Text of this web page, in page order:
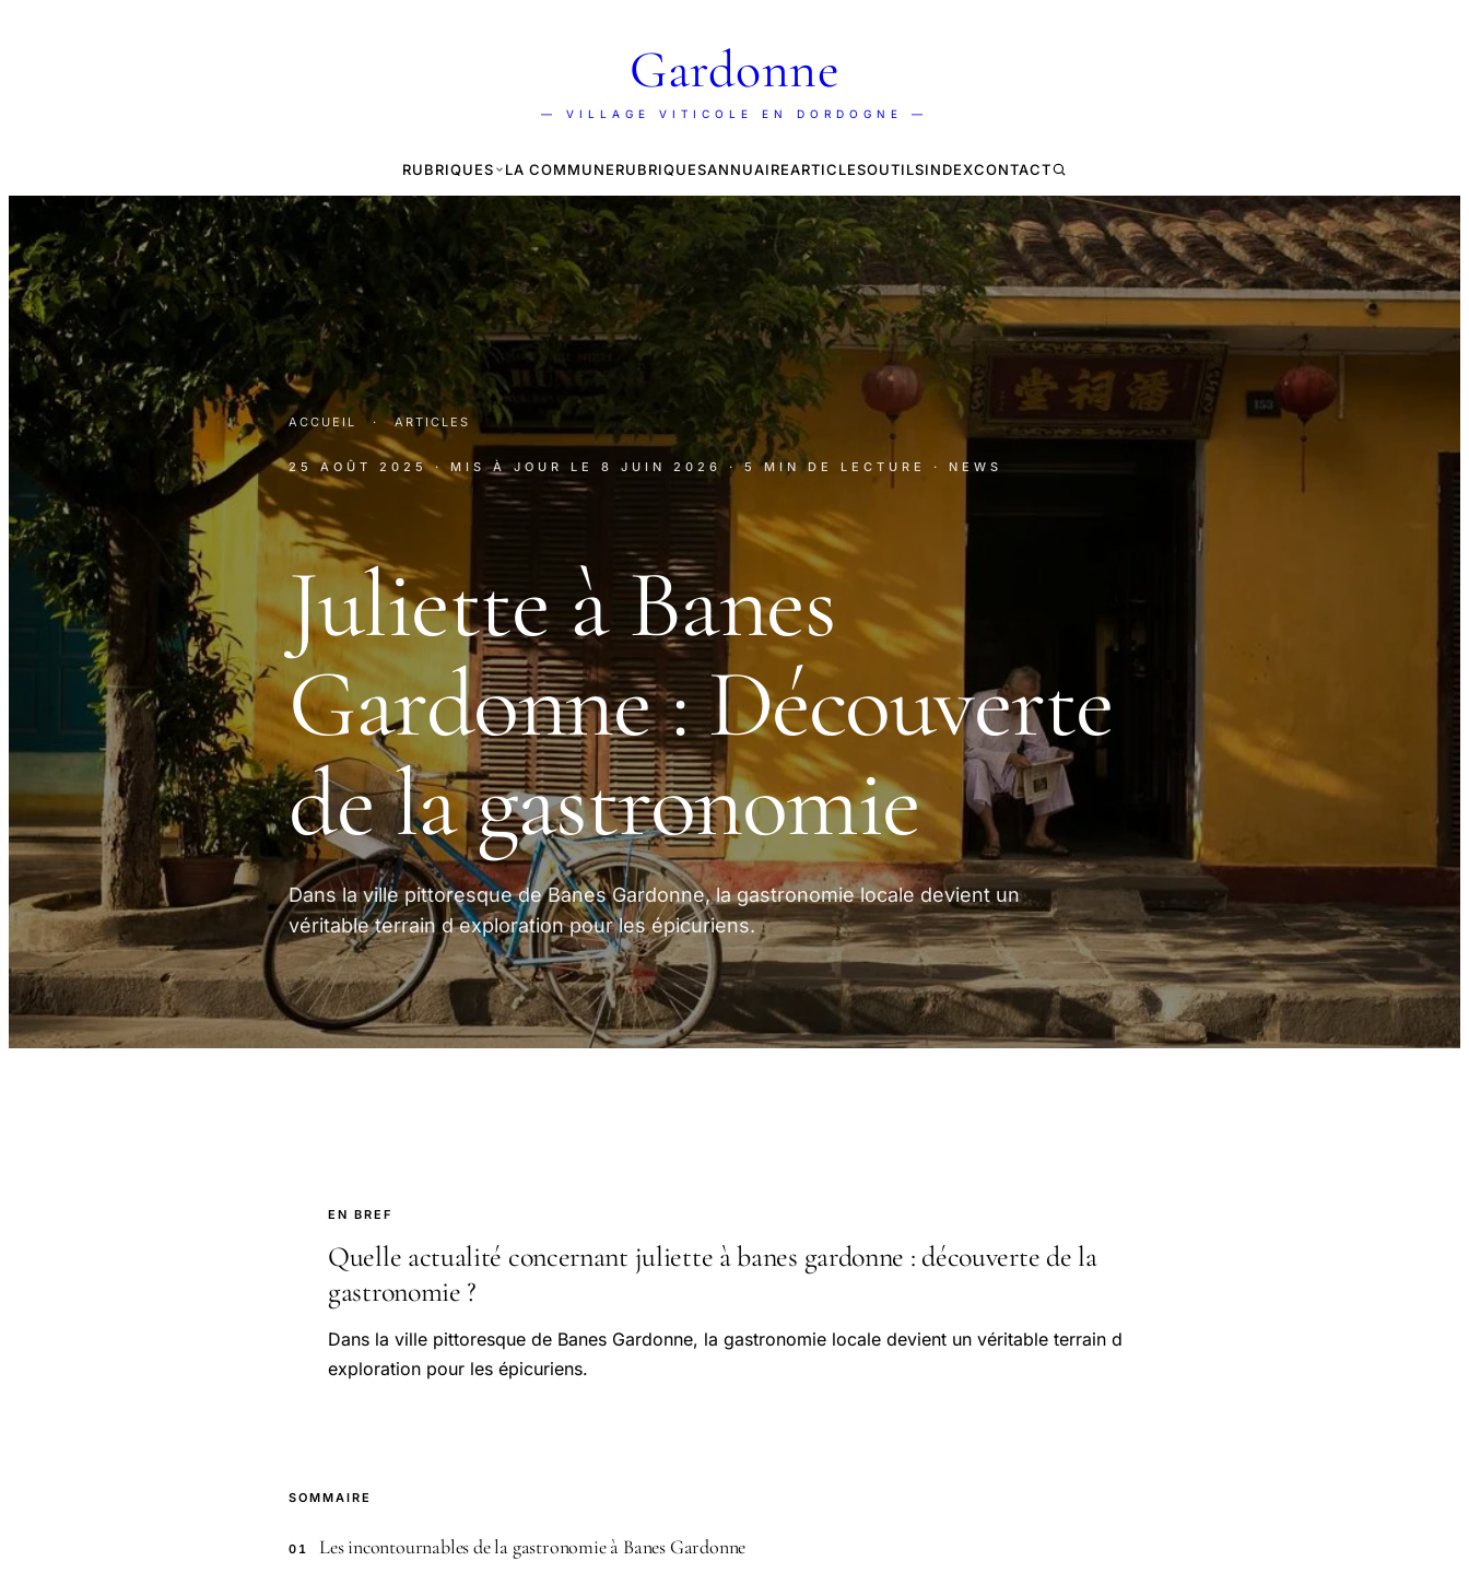
Gardonne
— VILLAGE VITICOLE EN DORDOGNE —
RUBRIQUES LA COMMUNERUBRIQUESANNUAIREARTICLESOUTILSINDEXCONTACT
ACCUEIL · ARTICLES
25 AOÛT 2025 · MIS À JOUR LE 8 JUIN 2026 · 5 MIN DE LECTURE · NEWS
Juliette à Banes
Gardonne : Découverte
de la gastronomie
Dans la ville pittoresque de Banes Gardonne, la gastronomie locale devient un
véritable terrain d exploration pour les épicuriens.
EN BREF
Quelle actualité concernant juliette à banes gardonne : découverte de la
gastronomie ?
Dans la ville pittoresque de Banes Gardonne, la gastronomie locale devient un véritable terrain d
exploration pour les épicuriens.
SOMMAIRE
01 Les incontournables de la gastronomie à Banes Gardonne